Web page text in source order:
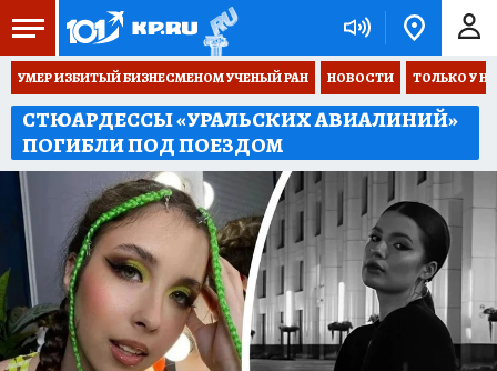
УМЕР ИЗБИТЫЙ БИЗНЕСМЕНОМ УЧЕНЫЙ РАН НОВОСТИ ТОЛЬКО У
СТЮАРДЕССЫ «УРАЛЬСКИХ АВИАЛИНИЙ»
ПОГИБЛИ ПОД ПОЕЗДОМ